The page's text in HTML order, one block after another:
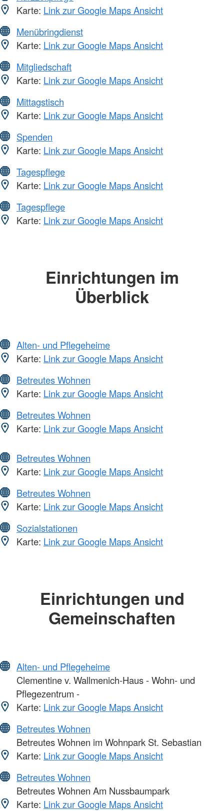
Karte: Link zur Google Maps Ansicht
Menübringdienst
Karte: Link zur Google Maps Ansicht
Mitgliedschaft
Karte: Link zur Google Maps Ansicht
Mittagstisch
Karte: Link zur Google Maps Ansicht
Spenden
Karte: Link zur Google Maps Ansicht
Tagespflege
Karte: Link zur Google Maps Ansicht
Tagespflege
Karte: Link zur Google Maps Ansicht
Einrichtungen im
Überblick
Alten- und Pflegeheime
Karte: Link zur Google Maps Ansicht
Betreutes Wohnen
Karte: Link zur Google Maps Ansicht
Betreutes Wohnen
Karte: Link zur Google Maps Ansicht
Betreutes Wohnen
Karte: Link zur Google Maps Ansicht
Betreutes Wohnen
Karte: Link zur Google Maps Ansicht
Sozialstationen
Karte: Link zur Google Maps Ansicht
Einrichtungen und
Gemeinschaften
Alten- und Pflegeheime
Clementine v. Wallmenich-Haus - Wohn- und
Pflegezentrum -
Karte: Link zur Google Maps Ansicht
Betreutes Wohnen
Betreutes Wohnen im Wohnpark St. Sebastian
Karte: Link zur Google Maps Ansicht
Betreutes Wohnen
Betreutes Wohnen Am Nussbaumpark
Karte: Link zur Google Maps Ansicht